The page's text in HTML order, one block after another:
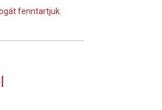
fenntartjuk.